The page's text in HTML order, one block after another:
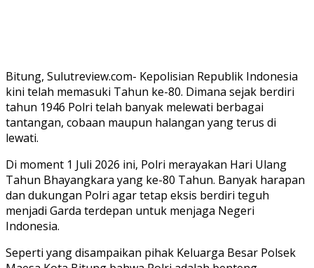
Bitung, Sulutreview.com- Kepolisian Republik Indonesia
kini telah memasuki Tahun ke-80. Dimana sejak berdiri
tahun 1946 Polri telah banyak melewati berbagai
tantangan, cobaan maupun halangan yang terus di
lewati.
Di moment 1 Juli 2026 ini, Polri merayakan Hari Ulang
Tahun Bhayangkara yang ke-80 Tahun. Banyak harapan
dan dukungan Polri agar tetap eksis berdiri teguh
menjadi Garda terdepan untuk menjaga Negeri
Indonesia.
Seperti yang disampaikan pihak Keluarga Besar Polsek